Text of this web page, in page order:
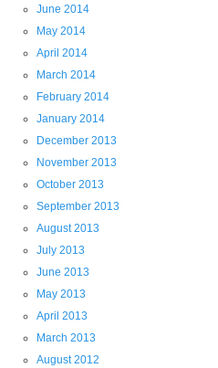
June 2014
May 2014
April 2014
March 2014
February 2014
January 2014
December 2013
November 2013
October 2013
September 2013
August 2013
July 2013
June 2013
May 2013
April 2013
March 2013
August 2012